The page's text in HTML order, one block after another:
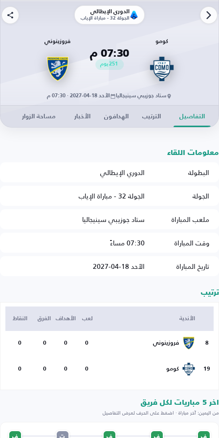
الدوري الإيطالي
الجولة 32 - مباراة الإياب
كومو
07:30 م
251يوم
فروزينوني
ستاد جوزيبي سينيجاليا الأحد 18-04-2027 · 07:30 م
التفاصيل الترتيب الهدافون الأخبار مساحة الزوار
معلومات اللقاء
البطولة
الدوري الإيطالي
الجولة
الجولة 32 - مباراة الإياب
ملعب المباراة
ستاد جوزيبي سينيجاليا
وقت المباراة
07:30 مساءً
تاريخ المباراة
الأحد 18-04-2027
ترتيب
الأندية لعب الأهداف الفرق النقاط
8 فروزينوني 0
0
0
0
19 كومو 0
0
0
0
اخر 5 مباريات لكل فريق
من اليمين: آخر مباراة · اضغط على الحرف لعرض التفاصيل